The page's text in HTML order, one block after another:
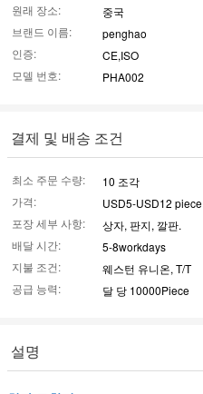
원래 장소:
중국
브랜드 이름:
penghao
인증:
CE,ISO
모델 번호:
PHA002
결제 및 배송 조건
최소 주문 수량:
10 조각
가격:
USD5-USD12 piece
포장 세부 사항:
상자, 판지, 깔판.
배달 시간:
5-8workdays
지불 조건:
웨스턴 유니온, T/T
공급 능력:
달 당 10000Piece
설명